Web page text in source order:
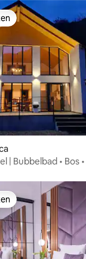
| Bubbelbad • Bos